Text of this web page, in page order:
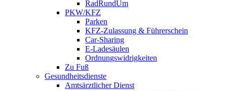
RadRundUm
PKW/KFZ
Parken
KFZ-Zulassung & Führerschein
Car-Sharing
E-Ladesäulen
Ordnungswidrigkeiten
Zu Fuß
Gesundheitsdienste
Amtsärztlicher Dienst